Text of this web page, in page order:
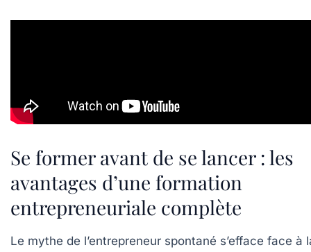
Se former avant de se lancer : les
avantages d’une formation
entrepreneuriale complète
Le mythe de l’entrepreneur spontané s’efface face à